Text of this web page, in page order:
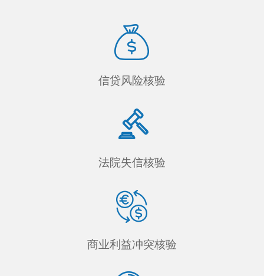
信贷风险核验
法院失信核验
商业利益冲突核验